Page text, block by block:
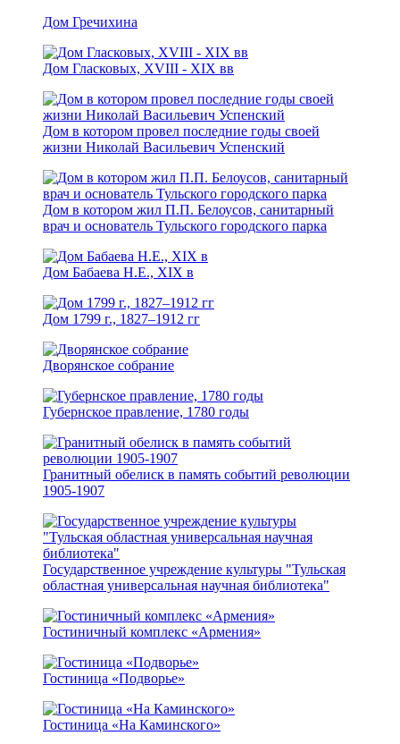
Дом Гречихина
Дом Гласковых, XVIII - ХIХ вв
Дом в котором провел последние годы своей
жизни Николай Васильевич Успенский
Дом в котором жил П.П. Белоусов, санитарный
врач и основатель Тульского городского парка
Дом Бабаева Н.Е., ХIХ в
Дом 1799 г., 1827–1912 гг
Дворянское собрание
Губернское правление, 1780 годы
Гранитный обелиск в память событий революции
1905-1907
Государственное учреждение культуры "Тульская
областная универсальная научная библиотека"
Гостиничный комплекс «Армения»
Гостиница «Подворье»
Гостиница «На Каминского»